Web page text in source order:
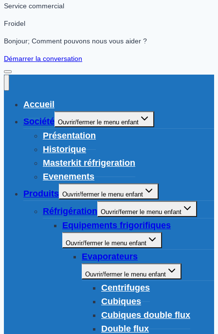
Service commercial
Froidel
Bonjour; Comment pouvons nous vous aider ?
Démarrer la conversation
Accueil
Société Ouvrir/fermer le menu enfant
Présentation
Historique
Masterkit réfrigeration
Evenements
Produits Ouvrir/fermer le menu enfant
Réfrigération Ouvrir/fermer le menu enfant
Equipements frigorifiques
Ouvrir/fermer le menu enfant
Evaporateurs
Ouvrir/fermer le menu enfant
Centrifuges
Cubiques
Cubiques double flux
Double flux